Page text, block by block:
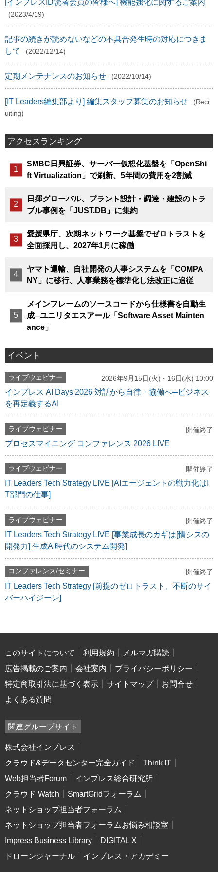
[インプレスID読者会員の皆様へ] 機能強化に関するご案内
(2023/4/19)
記事の続きが読めないなどの不具合発生時の対応につきま
して
(2022/12/14)
定期メンテナンスのお知らせ (2022/10/14)
[IT Leaders編集部より] 編集スタッフ募集のお知らせ
(Recr
uiting)
アクセスランキング
SMBC日興証券、サーバー仮想化基盤を「OpenShi
ft Virtualization」で刷新、5年間の費用を2割減
日揮グローバル、プラント設計・調達・建設のトラ
ブル事例を「JUST.DB」に集約
愛媛県庁、次期ネットワーク基盤でゼロトラストを
全面採用し、2027年1月に稼働
ヤマト運輸、自社開発の人事システムを「COMPA
NY」に移行、人事業務を標準化し法改正に追従
メインフレームのソースコードから仕様書を自動生
成─ユニリタエスアール「Software Asset Mainten
ance」
イベント
ライブウェビナー 2026年9月15日(火)・16日(水) 10:00
インプレス AI Days 2026 対話から自律・協働へ─ビジネス
を再定義するAI
ライブウェビナー 開催終了
プロセスマイニング コンファレンス 2026 LIVE
ライブウェビナー 開催終了
IT Leaders Tech Strategy LIVE [AIエージェントの戦力化はI
T部門の仕事]
ライブウェビナー 開催終了
IT Leaders Tech Strategy LIVE [事業成長のカギは[情シスの
開発力] 生成AI時代のシステム開発]
コンファレンス/セミナー 開催終了
IT Leaders Tech Strategy [前提のゼロトラスト、不断のサイ
バーハイジーン]
このサイトについて 利用規約
メルマガ購読
広告掲載のご案内
会社案内
プライバシーポリシー
特定商取引法に基づく表示
サイトマップ
お問合せ
よくある質問
関連グループサイト
株式会社インプレス
クラウド&データセンター完全ガイド
Think IT
Web担当者Forum
インプレス総合研究所
クラウド Watch
SmartGridフォーラム
ネットショップ担当者フォーラム
ネットショップ担当者フォーラムお悩み相談室
Impress Business Library
DIGITAL X
ドローンジャーナル
インプレス・アカデミー